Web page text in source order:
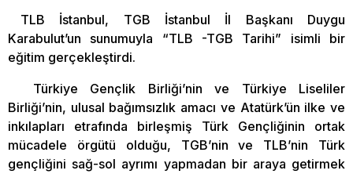
TLB İstanbul, TGB İstanbul İl Başkanı Duygu
Karabulut’un sunumuyla “TLB -TGB Tarihi” isimli bir
eğitim gerçekleştirdi.
Türkiye Gençlik Birliği’nin ve Türkiye Liseliler
Birliği’nin, ulusal bağımsızlık amacı ve Atatürk’ün ilke ve
inkılapları etrafında birleşmiş Türk Gençliğinin ortak
mücadele örgütü olduğu, TGB’nin ve TLB’nin Türk
gençliğini sağ-sol ayrımı yapmadan bir araya getirmek